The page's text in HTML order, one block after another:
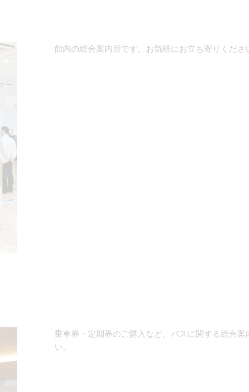
館内の総合案内所です。お気軽にお立ち寄りくださ
乗車券・定期券のご購入など、バスに関する総合
い。